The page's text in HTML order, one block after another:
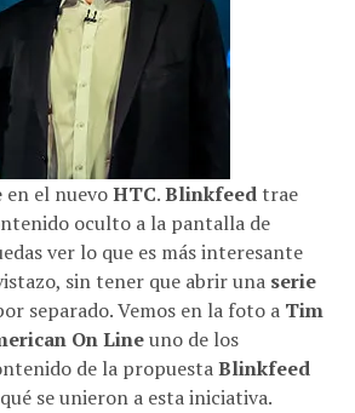
en el nuevoHTC.Blinkfeed trae
oculto a la pantalla de
ver lo que es más interesante
sin tener que abrir una serie
separado. Vemos en la foto a Tim
On Lineuno de los
de la propuestaBlinkfeed
se unieron a esta iniciativa.